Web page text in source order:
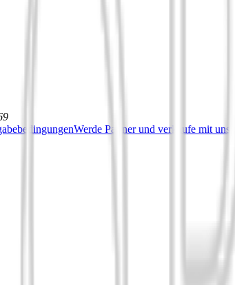
Werde Partner und verkaufe mit uns